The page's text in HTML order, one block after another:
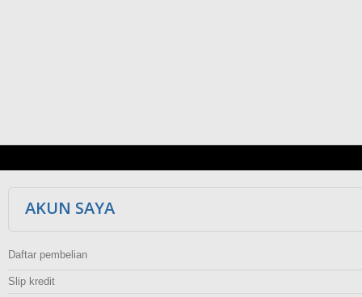
AKUN SAYA
Daftar pembelian
Slip kredit